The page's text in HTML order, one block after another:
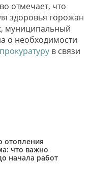
отмечает, что
здоровья горожан
муниципальный
о необходимости
в связи
отопления
что важно
начала работ